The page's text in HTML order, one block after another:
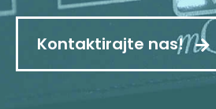
Kontaktirajte nas!